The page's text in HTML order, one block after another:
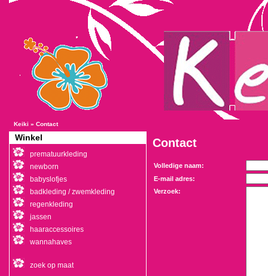
Keiki » Contact
Contact
Volledige naam:
E-mail adres:
Verzoek:
Winkel
prematuurkleding
newborn
babyslofjes
badkleding / zwemkleding
regenkleding
jassen
haaraccessoires
wannahaves
zoek op maat